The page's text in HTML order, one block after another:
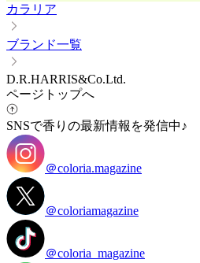
カラリア
ブランド一覧
D.R.HARRIS&Co.Ltd.
ページトップへ
SNSで香りの最新情報を発信中♪
＠coloria.magazine
＠coloriamagazine
＠coloria_magazine